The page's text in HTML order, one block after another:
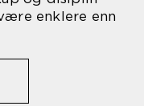
enklere enn